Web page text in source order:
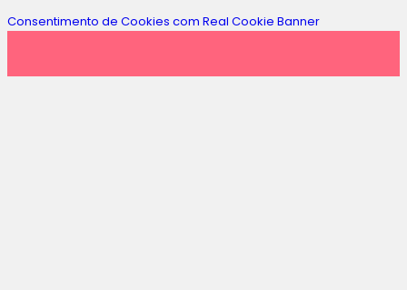
Consentimento de Cookies com Real Cookie Banner